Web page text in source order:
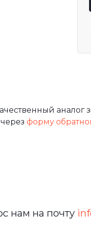
аналог
форму
нам на почту